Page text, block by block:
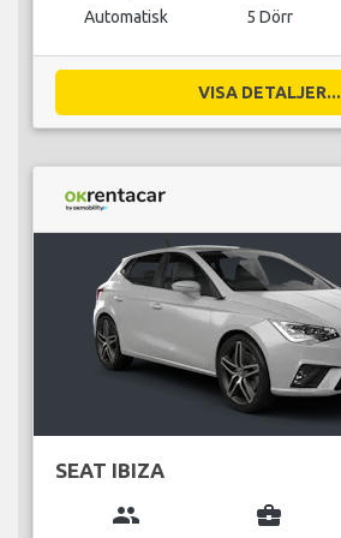
Automatisk 5 Dörr
VISA DETALJER...
SEAT IBIZA
group business_center